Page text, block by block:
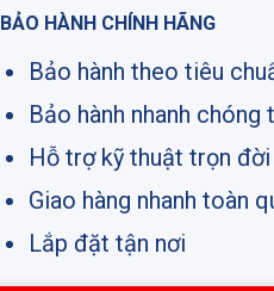
BẢO HÀNH CHÍNH HÃNG
Bảo hành theo tiêu
Bảo hành nhanh chóng
Hỗ trợ kỹ thuật trọn đời
Giao hàng nhanh toàn
Lắp đặt tận nơi